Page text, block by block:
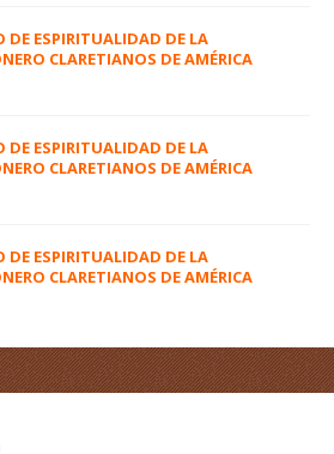
DE ESPIRITUALIDAD DE LA
CLARETIANOS DE AMÉRICA
DE ESPIRITUALIDAD DE LA
CLARETIANOS DE AMÉRICA
DE ESPIRITUALIDAD DE LA
CLARETIANOS DE AMÉRICA